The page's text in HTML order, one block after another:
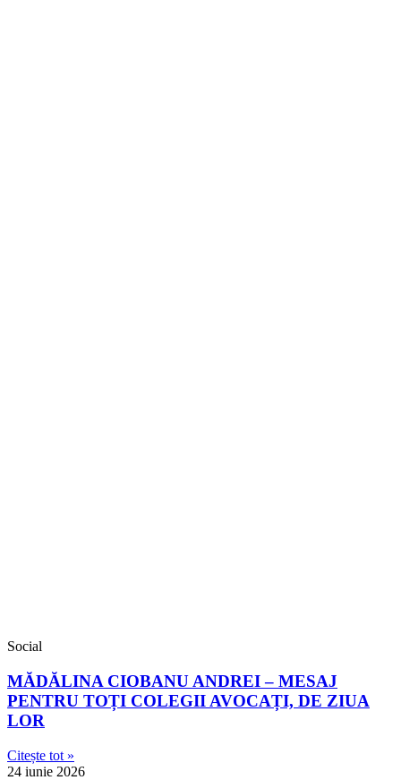
Social
MĂDĂLINA CIOBANU ANDREI – MESAJ
PENTRU TOȚI COLEGII AVOCAȚI, DE ZIUA
LOR
Citește tot »
24 iunie 2026